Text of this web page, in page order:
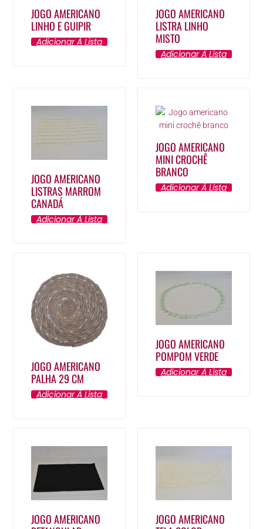
JOGO AMERICANO
LINHO E GUIPIR
Adicionar À Lista
JOGO AMERICANO
LISTRA LINHO
MISTO
Adicionar À Lista
JOGO AMERICANO
LISTRAS MARROM
CANADÁ
Adicionar À Lista
JOGO AMERICANO
MINI CROCHÊ
BRANCO
Adicionar À Lista
JOGO AMERICANO
PALHA 29 CM
Adicionar À Lista
JOGO AMERICANO
POMPOM VERDE
Adicionar À Lista
JOGO AMERICANO
JOGO AMERICANO